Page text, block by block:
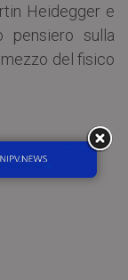
Heidegger e
pensiero sulla
del fisico